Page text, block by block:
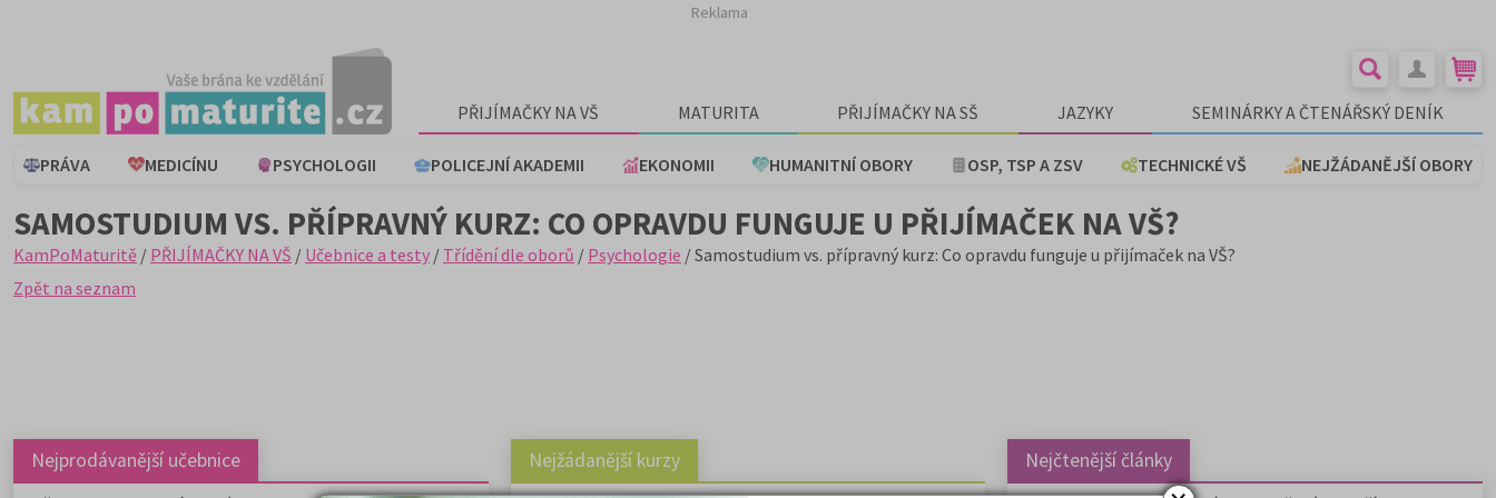
Reklama
PŘIJÍMAČKY NA VŠ MATURITA PŘIJÍMAČKY NA SŠ JAZYKY SEMINÁRKY A ČTENÁŘSKÝ DENÍK
PRÁVA MEDICÍNU PSYCHOLOGII POLICEJNÍ AKADEMII EKONOMII HUMANITNÍ OBORY OSP, TSP A ZSV TECHNICKÉ VŠ NEJŽÁDANĚJŠÍ OBORY
SAMOSTUDIUM VS. PŘÍPRAVNÝ KURZ: CO OPRAVDU FUNGUJE U PŘIJÍMAČEK NA VŠ?
KamPoMaturitě / PŘIJÍMAČKY NA VŠ / Učebnice a testy / Třídění dle oborů / Psychologie / Samostudium vs. přípravný kurz: Co opravdu funguje u přijímaček na VŠ?
Zpět na seznam
Nejprodávanější učebnice Nejžádanější kurzy Nejčtenější články